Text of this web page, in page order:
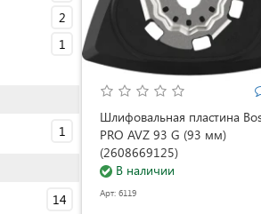
2
1
1
14
Шлифовальная пластина
PRO AVZ 93 G (93 мм)
(2608669125)
В наличии
Арт: 6119